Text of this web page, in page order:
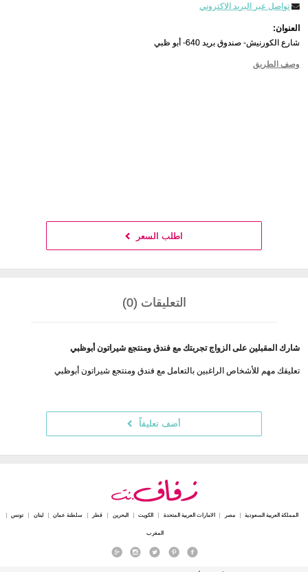
تواصل عبر البريد الاكتروني
العنوان:
شارع الكورنيش- صندوق بريد 640- أبو ظبي
وصف الطريق
اطلب السعر
التعليقات (0)
شارك المقبلين على الزواج تجربتك مع فندق ومنتجع شيراتون أبوظبي
تعليقك مهم للأشخاص الراغبين بالتعامل مع فندق ومنتجع شيراتون أبوظبي
أضف تعليقاً
المملكة العربية السعودية مصر الامارات العربية المتحدة الكويت البحرين قطر سلطنة عمان لبنان تونس
المغرب